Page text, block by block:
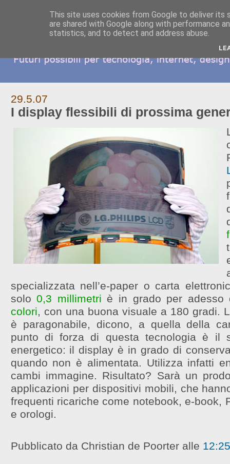
29.5.07
I display flessibili di prossima
specializzata nell’e-paper o carta
solo0,3 millimetri è in grado per
colori, con una buona visuale a 180 gradi.
è paragonabile, dicono, a quella della
punto di forza di questa tecnologia è il
energetico: il display è in grado di
quando non è alimentata. Utilizza infatti
cambi immagine. Risultato? Sarà un
applicazioni per dispositivi mobili, che
frequenti ricariche come notebook, e-book,
e orologi.
Pubblicato da Christian de Poorter alle 12:25
This site uses cookies from Google to deliver its
are shared with Google along with performance
statistics, and to detect and address abuse.